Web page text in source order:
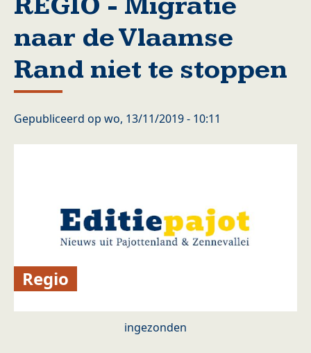
naar de Vlaamse
Rand niet te stoppen
Gepubliceerd op wo, 13/11/2019 - 10:11
Regio
ingezonden